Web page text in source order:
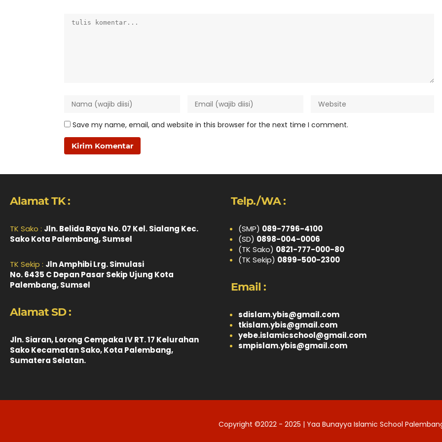
Save my name, email, and website in this browser for the next time I comment.
Alamat TK :
TK Sako : Jln. Belida Raya No. 07 Kel. Sialang Kec.
Sako Kota Palembang, Sumsel
TK Sekip : Jln Amphibi Lrg. Simulasi
No. 6435 C Depan Pasar Sekip Ujung Kota
Palembang, Sumsel
Alamat SD :
Jln. Siaran, Lorong Cempaka IV RT. 17 Kelurahan
Sako Kecamatan Sako, Kota Palembang,
Sumatera Selatan.
Telp./WA :
(SMP) 089-7796-4100
(SD) 0898-004-0006
(TK Sako) 0821-777-000-80
(TK Sekip) 0899-500-2300
Email :
sdislam.ybis@gmail.com
tkislam.ybis@gmail.com
yebe.islamicschool@gmail.com
smpislam.ybis@gmail.com
Copyright ©2022 - 2025 | Yaa Bunayya Islamic School